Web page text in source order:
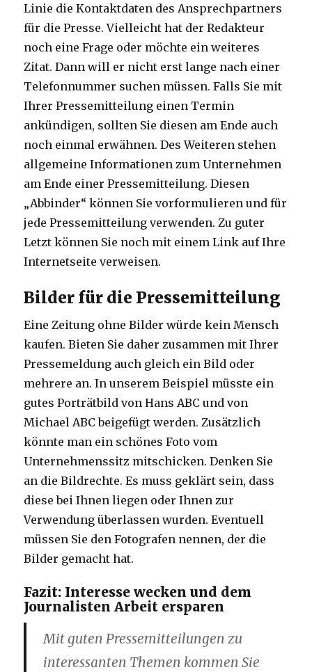
Linie die Kontaktdaten des Ansprechpartners
für die Presse. Vielleicht hat der Redakteur
noch eine Frage oder möchte ein weiteres
Zitat. Dann will er nicht erst lange nach einer
Telefonnummer suchen müssen. Falls Sie mit
Ihrer Pressemitteilung einen Termin
ankündigen, sollten Sie diesen am Ende auch
noch einmal erwähnen. Des Weiteren stehen
allgemeine Informationen zum Unternehmen
am Ende einer Pressemitteilung. Diesen
„Abbinder“ können Sie vorformulieren und für
jede Pressemitteilung verwenden. Zu guter
Letzt können Sie noch mit einem Link auf Ihre
Internetseite verweisen.
Bilder für die Pressemitteilung
Eine Zeitung ohne Bilder würde kein Mensch
kaufen. Bieten Sie daher zusammen mit Ihrer
Pressemeldung auch gleich ein Bild oder
mehrere an. In unserem Beispiel müsste ein
gutes Porträtbild von Hans ABC und von
Michael ABC beigefügt werden. Zusätzlich
könnte man ein schönes Foto vom
Unternehmenssitz mitschicken. Denken Sie
an die Bildrechte. Es muss geklärt sein, dass
diese bei Ihnen liegen oder Ihnen zur
Verwendung überlassen wurden. Eventuell
müssen Sie den Fotografen nennen, der die
Bilder gemacht hat.
Fazit: Interesse wecken und dem
Journalisten Arbeit ersparen
Mit guten Pressemitteilungen zu
interessanten Themen kommen Sie